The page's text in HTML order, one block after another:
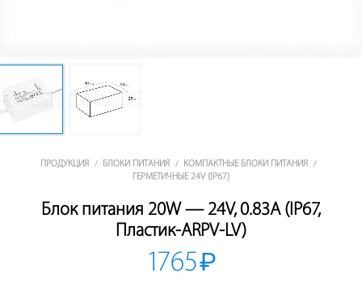
ПРОДУКЦИЯ / БЛОКИ ПИТАНИЯ / КОМПАКТНЫЕ БЛОКИ ПИТАНИЯ /
ГЕРМЕТИЧНЫЕ 24V (IP67)
Блок питания 20W — 24V, 0.83A (IP67,
Пластик-ARPV-LV)
1765₽